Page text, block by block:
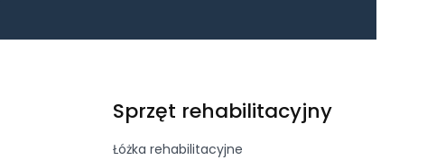
Sprzęt rehabilitacyjny
Łóżka rehabilitacyjne